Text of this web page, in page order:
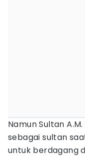
Namun Sultan
sebagai sultan
untuk berdagang